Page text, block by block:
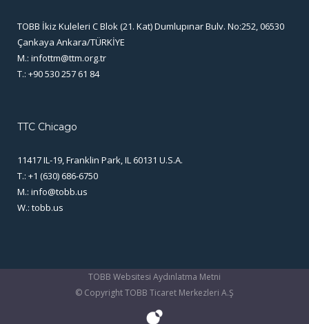
TOBB İkiz Kuleleri C Blok (21. Kat) Dumlupınar Bulv. No:252, 06530
Çankaya Ankara/TÜRKİYE
M.: infottm@ttm.org.tr
T.: +90 530 257 61 84
TTC Chicago
11417 IL-19, Franklin Park, IL 60131 U.S.A.
T.: +1 (630) 686-6750
M.: info@tobb.us
W.: tobb.us
TOBB Websitesi Aydınlatma Metni
© CopyrightTOBB Ticaret Merkezleri A.Ş